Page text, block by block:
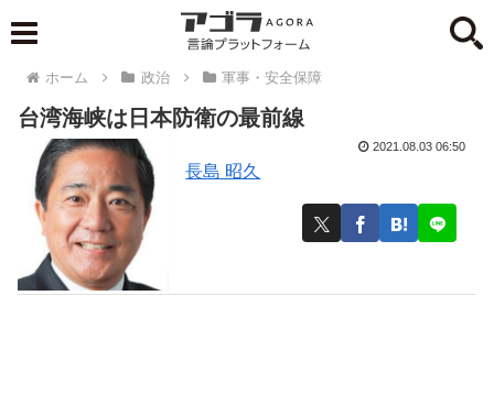
ホーム 政治 軍事・安全保障
台湾海峡は日本防衛の最前線
長島 昭久
2021.08.03 06:50